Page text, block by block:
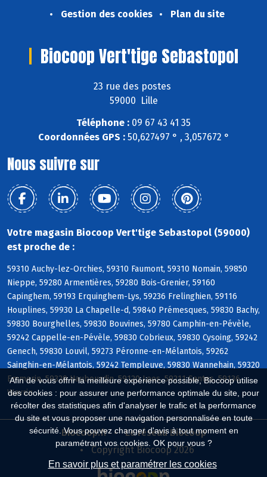
Afin de vous offrir la meilleure expérience possible, Biocoop utilise
des cookies : pour assurer une performance optimale du site, pour
récolter des statistiques afin d'analyser le trafic et la performance
du site et vous proposer une navigation personnalisée en toute
sécurité. Vous pouvez changer d'avis à tout moment en
paramétrant vos cookies. OK pour vous ?
En savoir plus et paramétrer les cookies
Gestion des cookies
Plan du site
Biocoop Vert'tige Sebastopol
23 rue des postes
59000 Lille
Téléphone : 09 67 43 41 35
Coordonnées GPS :50,627497 ° , 3,057672 °
Nous suivre sur
Votre magasin Biocoop Vert'tige Sebastopol (59000)
est proche de :
59310 Auchy-lez-Orchies, 59310 Faumont, 59310 Nomain, 59850
Nieppe, 59280 Armentières, 59280 Bois-Grenier, 59160
Capinghem, 59193 Erquinghem-Lys, 59236 Frelinghien, 59116
Houplines, 59930 La Chapelle-d, 59840 Prémesques, 59830 Bachy,
59830 Bourghelles, 59830 Bouvines, 59780 Camphin-en-Pévèle,
59242 Cappelle-en-Pévèle, 59830 Cobrieux, 59830 Cysoing, 59242
Genech, 59830 Louvil, 59273 Péronne-en-Mélantois, 59262
Sainghin-en-Mélantois, 59242 Templeuve, 59830 Wannehain, 59320
Emmerin, 59320 Haubourdin, 59120 Loos, 59211 Santes, 59136
Wavrin
Biocoop.fr
Le réseau Biocoop
Copyright Biocoop 2026